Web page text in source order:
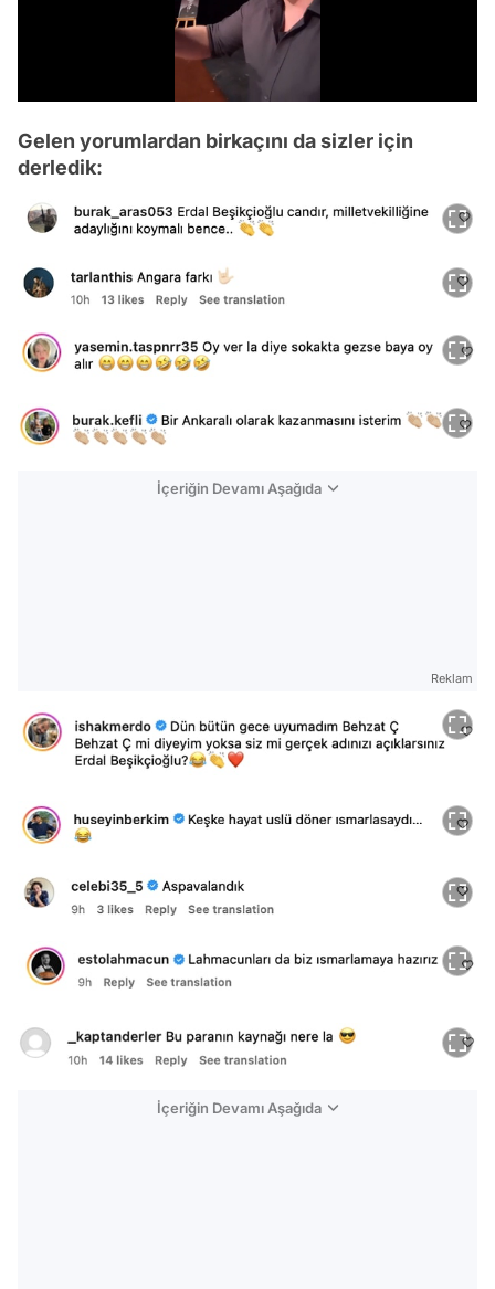
Gelen yorumlardan birkaçını da sizler için
derledik:
İçeriğin Devamı Aşağıda
Reklam
İçeriğin Devamı Aşağıda